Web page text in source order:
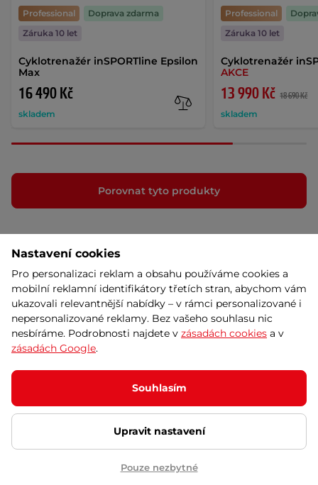
Cyklotrenažér inSPORTline Epsilon
Max
16 490 Kč
skladem
Professional
Doprava zdarma
Záruka 10 let
Cyklotrenažér
AKCE
13 990 Kč 18 690 Kč
skladem
Professional
Záruka 10 let
Porovnat tyto produkty
Kontaktujte nás
Infolinka:+420 556 300 970
Prodejna Brno
+420 556 770 196
Prodejna Ostrava
+420 556 770 198
Nastavení cookies
Pro personalizaci reklam a obsahu používáme cookies a
mobilní reklamní identifikátory třetích stran, abychom vám
ukazovali relevantnější nabídky – v rámci personalizované i
nepersonalizované reklamy. Bez vašeho souhlasu nic
nesbíráme. Podrobnosti najdete v zásadách cookies a v
zásadách Google.
Souhlasím
Upravit nastavení
Pouze nezbytné